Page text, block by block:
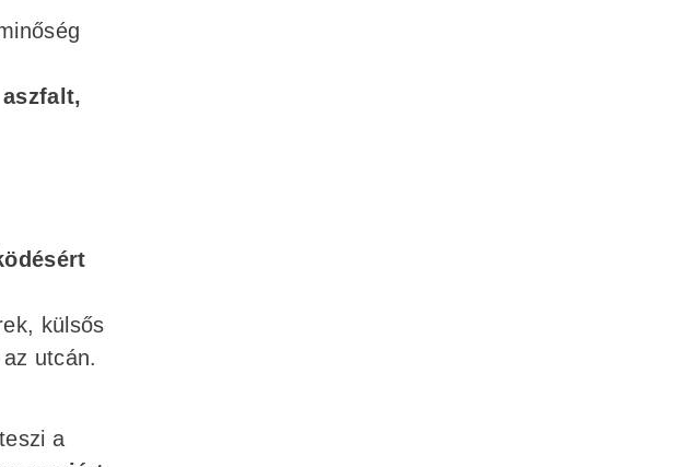
aszfalt,
külsős
az utcán.
teszi a